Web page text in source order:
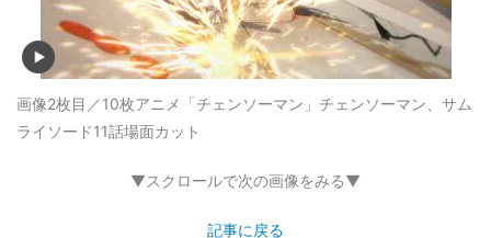
画像2枚目／10枚アニメ「チェンソーマン」チェンソーマン、サム
ライソード11話場面カット
▼スクロールで次の画像をみる▼
記事に戻る